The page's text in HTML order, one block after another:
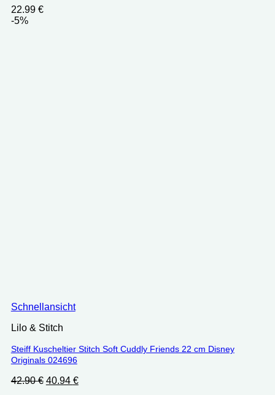
22.99 €
-5%
Schnellansicht
Lilo & Stitch
Steiff Kuscheltier Stitch Soft Cuddly Friends 22 cm Disney
Originals 024696
42.90€ Ursprünglicher
40.94 €Aktueller